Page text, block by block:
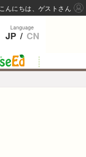
Language
JP / CN
こんにちは、ゲストさん